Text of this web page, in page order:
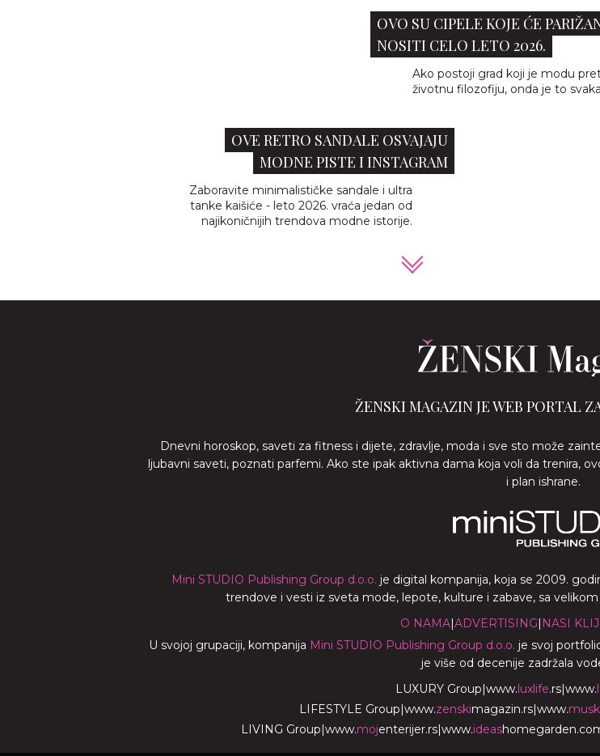
OVO SU CIPELE KOJE ĆE
NOSITI CELO LETO 2026.
Ako postoji grad koji je modu
životnu filozofiju, onda je to
OVE RETRO SANDALE OSVAJAJU
MODNE PISTE I INSTAGRAM
Zaboravite minimalističke sandale i ultra
tanke kaišiće - leto 2026. vraća jedan od
najikoničnijih trendova modne istorije.
ŽENSKI MAGAZIN JE WEB PORTAL
Dnevni horoskop, saveti za fitness i dijete, zdravlje, moda i sve sto može
ljubavni saveti, poznati parfemi. Ako ste ipak aktivna dama koja voli da trenira,
i plan ishrane.
Mini STUDIO Publishing Group d.o.o. je digital kompanija, koja se 2009.
trendove i vesti iz sveta mode, lepote, kulture i zabave, sa
O NAMA|ADVERTISING| NASI
U svojoj grupaciji, kompanija Mini STUDIO Publishing Group d.o.o. je svoj
je više od decenije zadržala
LUXURY Group|www.luxlife.rs|www.
LIFESTYLE Group|www.zenskimagazin.rs|www.
LIVING Group|www.mojenterijer.rs|www.ideas